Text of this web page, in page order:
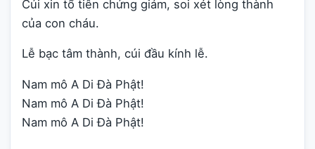
Cúi xin tổ tiên chứng giám, soi xét lòng thành
của con cháu.
Lễ bạc tâm thành, cúi đầu kính lễ.
Nam mô A Di Đà Phật!
Nam mô A Di Đà Phật!
Nam mô A Di Đà Phật!